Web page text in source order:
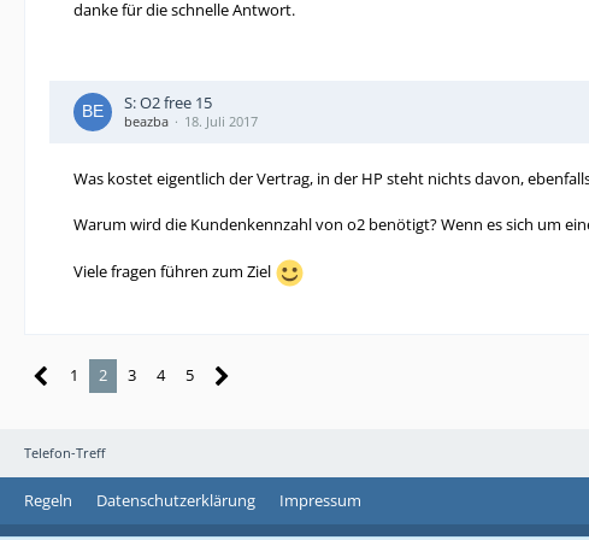
Telefon-Treff
danke für die schnelle Antwort.
S: O2 free 15
beazba 18. Juli 2017
Was kostet eigentlich der Vertrag, in der HP steht nichts davon,
Warum wird die Kundenkennzahl von o2 benötigt? Wenn es sich um
Viele fragen führen zum Ziel
1 2 3 4 5
Regeln Datenschutzerklärung Impressum